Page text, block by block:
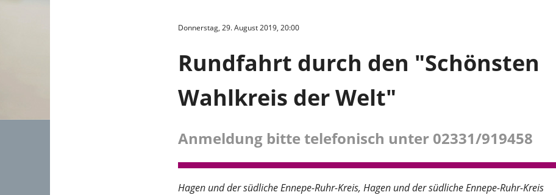
Donnerstag, 29. August 2019, 20:00
Rundfahrt durch den "Schönsten
Wahlkreis der Welt"
Anmeldung bitte telefonisch unter 02331/919458
Hagen und der südliche Ennepe-Ruhr-Kreis Hagen und der südliche Ennepe-Ruhr-Kreis